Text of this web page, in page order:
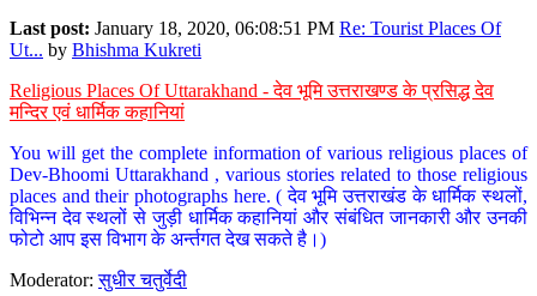
Last post: January 18, 2020, 06:08:51 PM Re: Tourist Places Of
Ut... by Bhishma Kukreti
Religious Places Of Uttarakhand - देव भूमि उत्तराखण्ड के प्रसिद्ध देव
मन्दिर एवं धार्मिक कहानियां
You will get the complete information of various religious places of
Dev-Bhoomi Uttarakhand , various stories related to those religious
places and their photographs here. ( देव भूमि उत्तराखंड के धार्मिक स्थलों,
विभिन्न देव स्थलों से जुड़ी धार्मिक कहानियां और संबंधित जानकारी और उनकी
फोटो आप इस विभाग के अर्न्तगत देख सकते है।)
Moderator:सुधीर चतुर्वेदी